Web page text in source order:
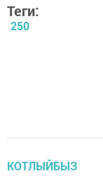
Теги:
250
КОТЛЫЙБЫЗ